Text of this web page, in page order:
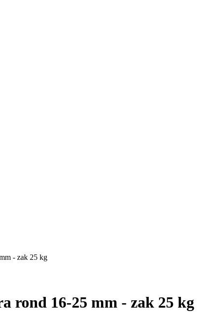
- zak 25 kg
rond 16-25 mm - zak 25 kg